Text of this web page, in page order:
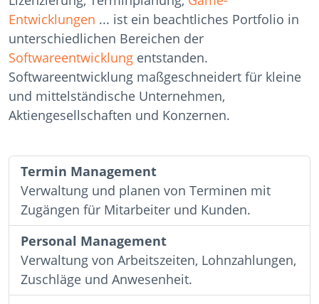
Entwicklungen ... ist ein beachtliches Portfolio in
unterschiedlichen Bereichen der
Softwareentwicklung entstanden.
Softwareentwicklung maßgeschneidert für kleine
und mittelständische Unternehmen,
Aktiengesellschaften und Konzernen.
Termin Management
Verwaltung und planen von Terminen mit
Zugängen für Mitarbeiter und Kunden.
Personal Management
Verwaltung von Arbeitszeiten, Lohnzahlungen,
Zuschläge und Anwesenheit.